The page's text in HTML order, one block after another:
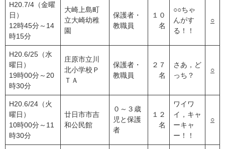
H20.7/4（金曜
日）
12時45分～14
時15分
大崎上島町
立大崎幼稚
園
保護者・
教職員
１０
名
○○ちゃ
んがす
る！！
○
H20.6/25（水
曜日）
19時00分～20
時30分
庄原市立川
北小学校Ｐ
ＴＡ
保護者・
教職員
２７
名
さあ，ど
っち？
○
H20.6/24（火
曜日）
10時00分～11
時30分
廿日市市吉
和公民館
０～３歳
児と保護
者
１２
名
ワイワ
イ，キャ
ーキャ
ー！！
○